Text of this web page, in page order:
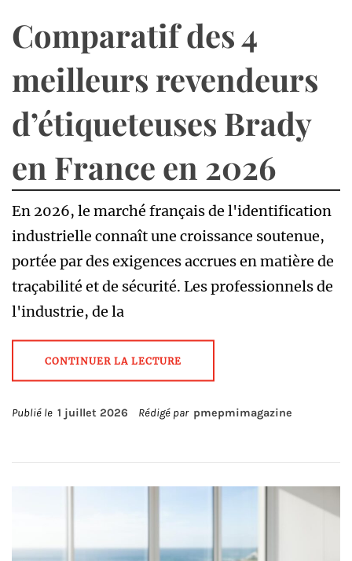
Comparatif des 4
meilleurs revendeurs
d’étiqueteuses Brady
en France en 2026
En 2026, le marché français de l'identification
industrielle connaît une croissance soutenue,
portée par des exigences accrues en matière de
traçabilité et de sécurité. Les professionnels de
l'industrie, de la
CONTINUER LA LECTURE
Publié le 1 juillet 2026 Rédigé par pmepmimagazine